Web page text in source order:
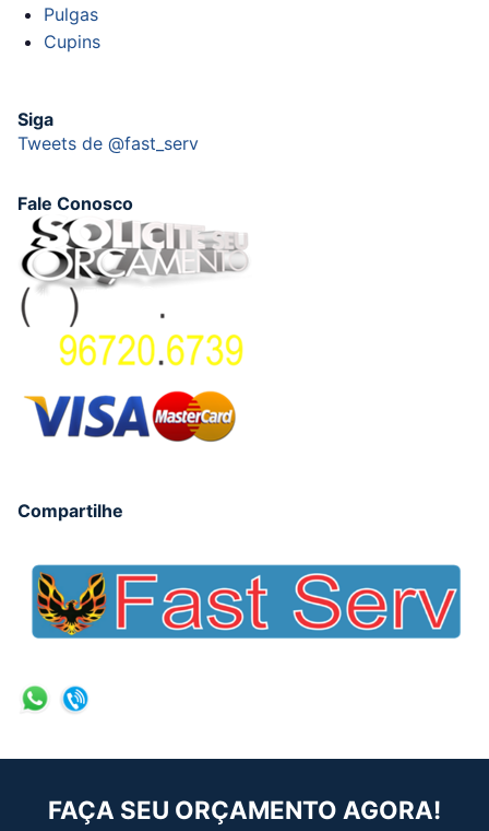
Pulgas
Cupins
Siga
Tweets de @fast_serv
Fale Conosco
Compartilhe
FAÇA SEU ORÇAMENTO AGORA!